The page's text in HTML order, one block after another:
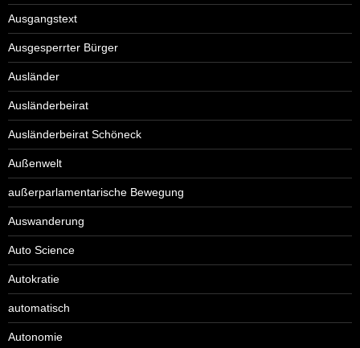
Ausgangstext
Ausgesperrter Bürger
Ausländer
Ausländerbeirat
Ausländerbeirat Schöneck
Außenwelt
außerparlamentarische Bewegung
Auswanderung
Auto Science
Autokratie
automatisch
Autonomie